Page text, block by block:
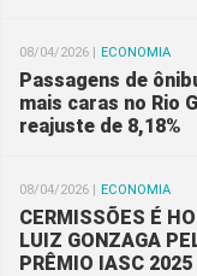
08/04/2026 | ECONOMIA
Passagens de
mais caras no Rio
reajuste de 8,18%
08/04/2026 | ECONOMIA
CERMISSÕES É
LUIZ GONZAGA
PRÊMIO IASC 2025